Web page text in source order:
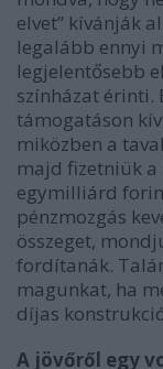
elvet” kívánják
legalább ennyi
legjelentősebb
színházat érinti.
támogatáson
miközben a
majd fizetniük a
egymilliárd
pénzmozgás
összeget,
fordítanák.
magunkat, ha
díjas
A jövőről egy